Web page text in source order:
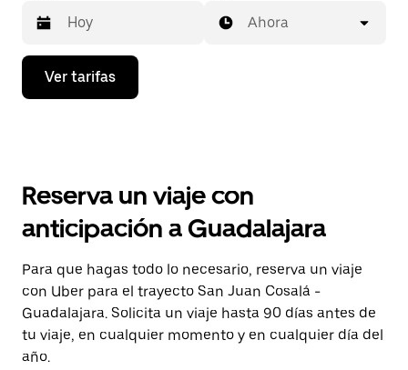
Presiona
flecha
el
y
selecciona
una
fecha.
Presiona
la
tecla Esc
para
cerrar
Ahora
Ver tarifas
Reserva un viaje con
anticipación a Guadalajara
Para que hagas todo lo necesario, reserva un viaje
con Uber para el trayecto San Juan Cosalá -
Guadalajara. Solicita un viaje hasta 90 días antes de
tu viaje, en cualquier momento y en cualquier día del
año.